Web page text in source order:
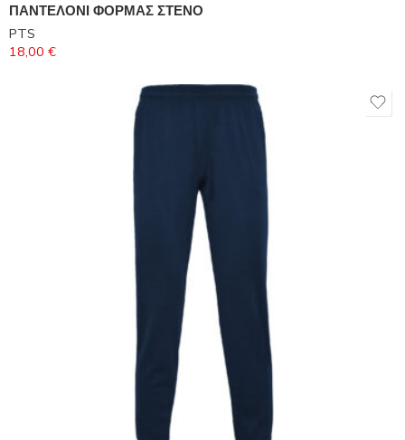
ΠΑΝΤΕΛΟΝΙ ΦΟΡΜΑΣ ΣΤΕΝΟ
PTS
18,00 €